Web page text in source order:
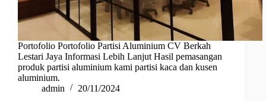
Portofolio Portofolio Partisi Aluminium CV Berkah
Lestari Jaya Informasi Lebih Lanjut Hasil pemasangan
produk partisi aluminium kami partisi kaca dan kusen
aluminium.
admin
20/11/2024